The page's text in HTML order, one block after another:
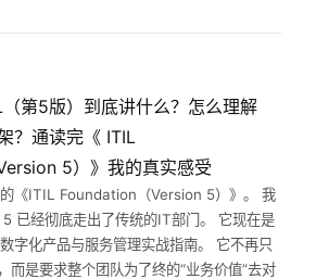
第5版）到底讲什么？怎么理解
？通读完《 ITIL
5）》我的真实感受
《ITIL Foundation（Version 5）》。 我
已经彻底走出了传统的IT部门。 它现在是
字化产品与服务管理实战指南。 它不再只
而是要求整个团队为了终的“业务价值”去对